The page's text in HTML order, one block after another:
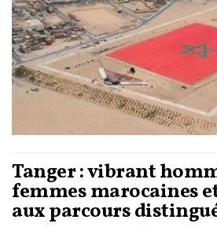
Tanger : vibrant
femmes marocaines
aux parcours